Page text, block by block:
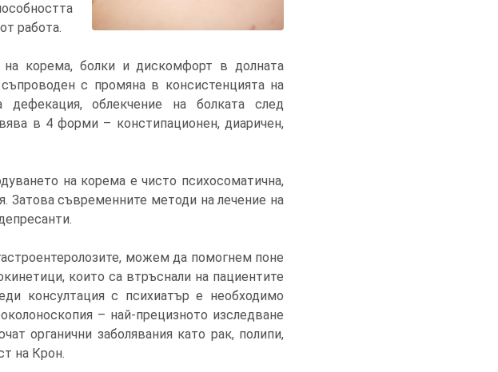
работа.
корема, болки и дискомфорт в долната
с промяна в консистенцията на
облекчение на болката след
в 4 форми – констипационен, диаричен,
на корема е чисто психосоматична,
Затова съвременните методи на лечение на
можем да помогнем поне
които са втръснали на пациентите
консултация с психиатър е необходимо
– най-прецизното изследване
органични заболявания като рак, полипи,
на Крон.